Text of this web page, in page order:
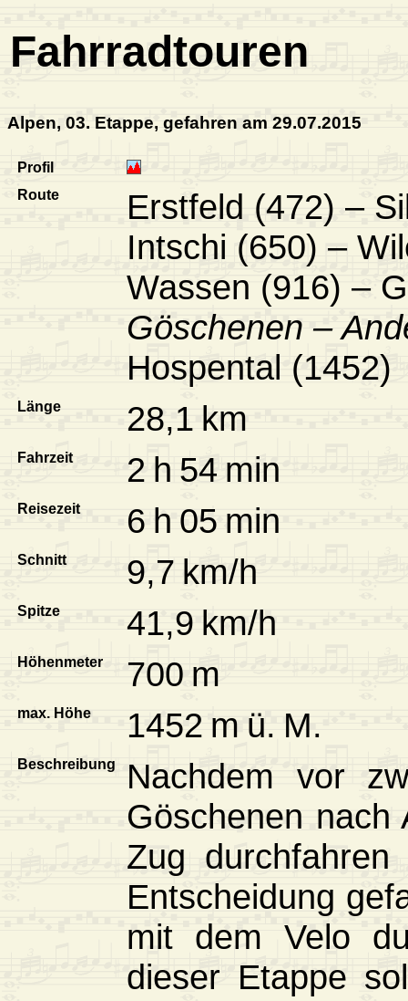
Fahrradtouren
Alpen, 03. Etappe, gefahren am 29.07.2015
Profil
Route
Erstfeld (472) –
Intschi (650) –
Wassen (916) –
Göschenen –
Hospental (1452)
Länge 28,1 km
Fahrzeit 2 h 54 min
Reisezeit 6 h 05 min
Schnitt 9,7 km/h
Spitze 41,9 km/h
Höhenmeter 700 m
max. Höhe 1452 m ü. M.
Beschreibung
Nachdem vor
Göschenen
Zug
Entscheidung
mit dem Velo
dieser Etappe